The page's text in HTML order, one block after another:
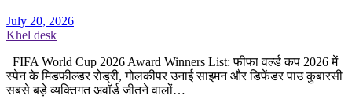
July 20, 2026
Khel desk
FIFA World Cup 2026 Award Winners List: फीफा वर्ल्ड कप 2026 में
स्पेन के मिडफील्डर रोड्री, गोलकीपर उनाई साइमन और डिफेंडर पाउ ​​कुबारसी
सबसे बड़े व्यक्तिगत अवॉर्ड जीतने वालों…